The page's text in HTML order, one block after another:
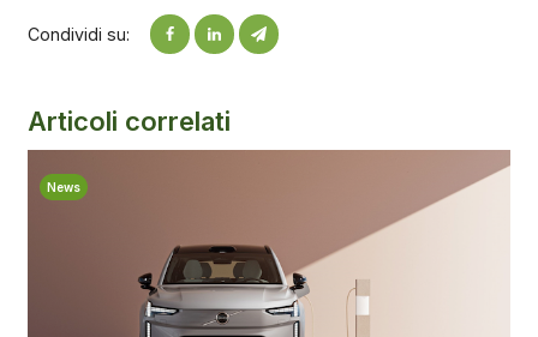
Condividi su:
Articoli correlati
News